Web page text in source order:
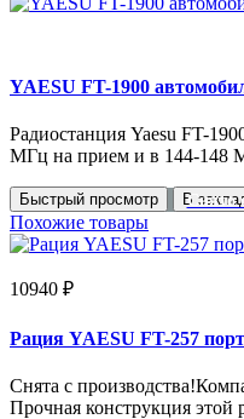
YAESU FT-1900
Радиостанция Yaesu FT-
МГц на прием и в 144-148
Быстрый просмотр ВСнято
Похожие товары
10940 ₽
Рация YAESU FT-257
Снята с
Прочная конструкция этой